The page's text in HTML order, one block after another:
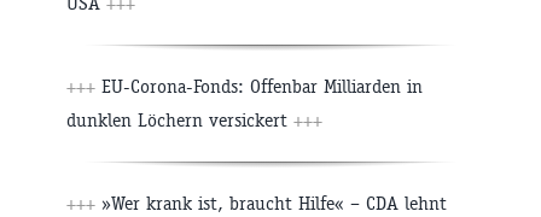
+++ EU-Corona-Fonds: Offenbar Milliarden in
dunklen Löchern versickert +++
+++ »Wer krank ist, braucht Hilfe« – CDA lehnt